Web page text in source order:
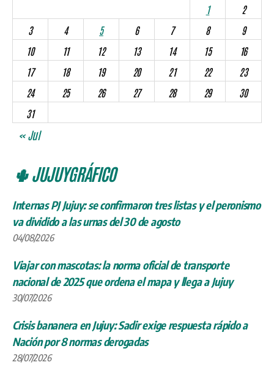
1
2
3
4 5 6 7 8
9
10
11 12 13 14 15
16
17
18 19 20 21 22
23
24
25 26 27 28 29
30
31
« Jul
🌵 JUJUYGRÁFICO
Internas PJ Jujuy: se confirmaron tres listas y el peronismo
va dividido a las urnas del 30 de agosto
04/08/2026
Viajar con mascotas: la norma oficial de transporte
nacional de 2025 que ordena el mapa y llega a Jujuy
30/07/2026
Crisis bananera en Jujuy: Sadir exige respuesta rápido a
Nación por 8 normas derogadas
28/07/2026